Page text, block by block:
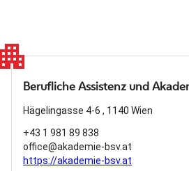
Berufliche Assistenz und
Hägelingasse 4-6 , 1140 Wien
+43 1 981 89 838
office@akademie-bsv.at
https://akademie-bsv.at